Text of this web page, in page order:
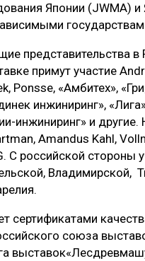
Японии (JWMA) и
представительства в
примут участие
Ponsse, «Амбитех»,
инжиниринг»,
инжиниринг» и
Amandus Kahl,
С российской стороны
Владимирской,
сертификатами
союза